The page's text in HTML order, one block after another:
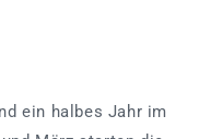
ein halbes Jahr im